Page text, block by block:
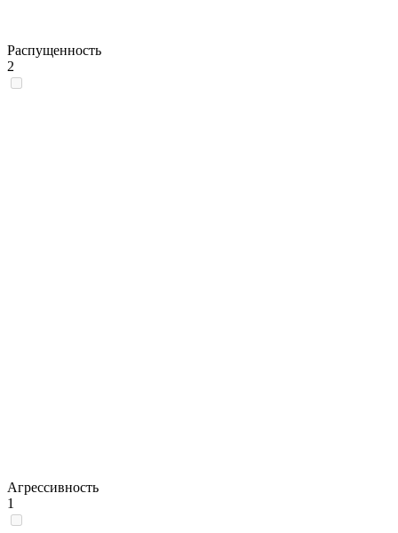
Распущенность
2
Агрессивность
1